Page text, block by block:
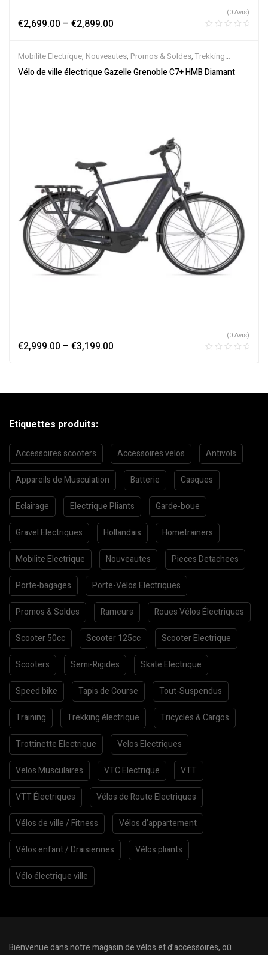
€2,699.00 – €2,899.00
(0 Avis)
Mobilite Electrique, Nouveautes, Promos & Soldes, Trekking
électrique,Vélo électrique ville,Velos Electriques,VTC Electrique
Vélo de ville électrique Gazelle Grenoble C7+ HMB Diamant
€2,999.00 – €3,199.00
(0 Avis)
Etiquettes produits:
Accessoires scooters Accessoires velos Antivols
Appareils de Musculation Batterie Casques
Eclairage Electrique Pliants Garde-boue
Gravel Electriques Hollandais Hometrainers
Mobilite Electrique Nouveautes Pieces Detachees
Porte-bagages Porte-Vélos Electriques
Promos & Soldes Rameurs Roues Vélos Électriques
Scooter 50cc Scooter 125cc Scooter Electrique
Scooters Semi-Rigides Skate Electrique
Speed bike Tapis de Course Tout-Suspendus
Training Trekking électrique Tricycles & Cargos
Trottinette Electrique Velos Electriques
Velos Musculaires VTC Electrique VTT
VTT Électriques Vélos de Route Electriques
Vélos de ville / Fitness Vélos d’appartement
Vélos enfant / Draisiennes Vélos pliants
Vélo électrique ville
Bienvenue dans notre magasin de vélos et d’accessoires, où